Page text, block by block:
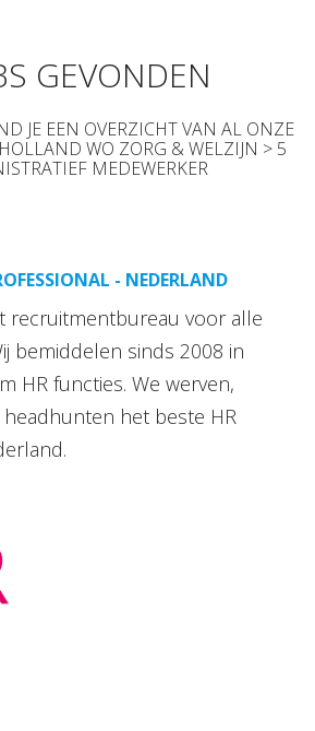
GEVONDEN
JE EEN OVERZICHT VAN AL ONZE
WO ZORG & WELZIJN > 5
MEDEWERKER
- NEDERLAND
recruitmentbureau voor alle
bemiddelen sinds 2008 in
HR functies. We werven,
het beste HR